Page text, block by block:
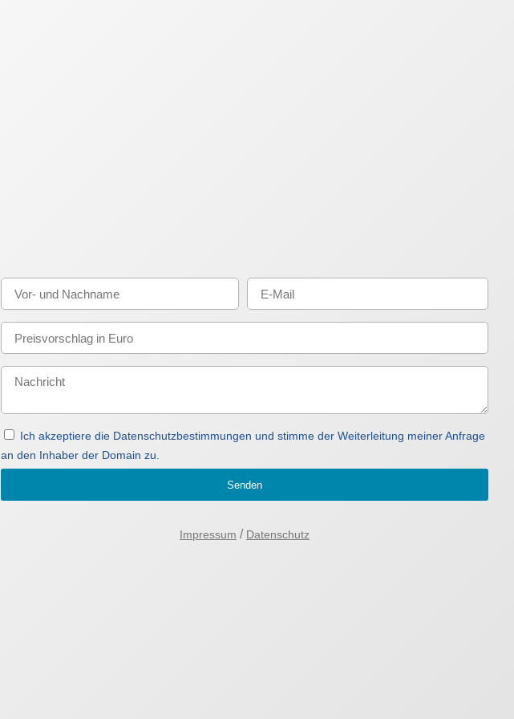
Ich akzeptiere die Datenschutzbestimmungen und stimme der Weiterleitung meiner Anfrage
an den Inhaber der Domain zu.
Senden
Impressum / Datenschutz